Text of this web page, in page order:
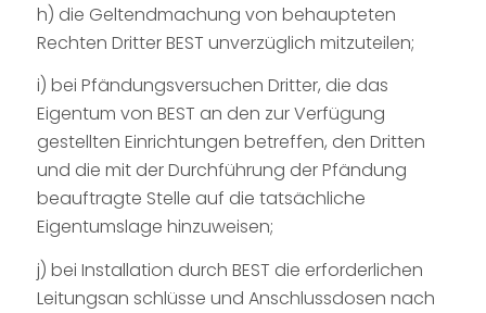
h) die Geltendmachung von behaupteten
Rechten Dritter BEST unverzüglich mitzuteilen;
i) bei Pfändungsversuchen Dritter, die das
Eigentum von BEST an den zur Verfügung
gestellten Einrichtungen betreffen, den Dritten
und die mit der Durchführung der Pfändung
beauftragte Stelle auf die tatsächliche
Eigentumslage hinzuweisen;
j) bei Installation durch BEST die erforderlichen
Leitungsan schlüsse und Anschlussdosen nach